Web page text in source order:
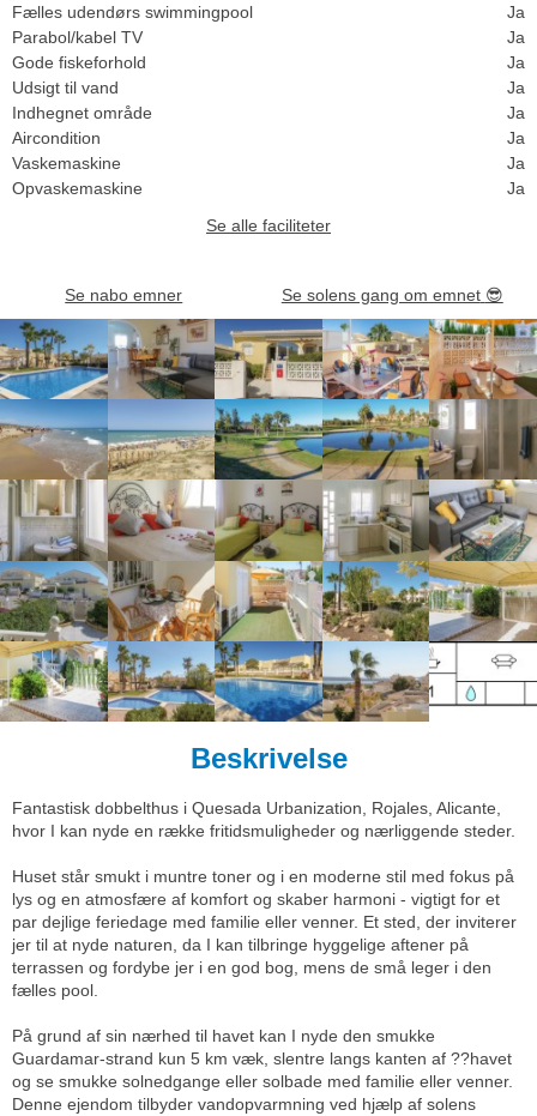
Fælles udendørs swimmingpool
Ja
Parabol/kabel TV
Ja
Gode fiskeforhold
Ja
Udsigt til vand
Ja
Indhegnet område
Ja
Aircondition
Ja
Vaskemaskine
Ja
Opvaskemaskine
Ja
Se alle faciliteter
Se nabo emner Se solens gang om emnet 😎
Beskrivelse
Fantastisk dobbelthus i Quesada Urbanization, Rojales, Alicante,
hvor I kan nyde en række fritidsmuligheder og nærliggende steder.
Huset står smukt i muntre toner og i en moderne stil med fokus på
lys og en atmosfære af komfort og skaber harmoni - vigtigt for et
par dejlige feriedage med familie eller venner. Et sted, der inviterer
jer til at nyde naturen, da I kan tilbringe hyggelige aftener på
terrassen og fordybe jer i en god bog, mens de små leger i den
fælles pool.
På grund af sin nærhed til havet kan I nyde den smukke
Guardamar-strand kun 5 km væk, slentre langs kanten af ??havet
og se smukke solnedgange eller solbade med familie eller venner.
Denne ejendom tilbyder vandopvarmning ved hjælp af solens